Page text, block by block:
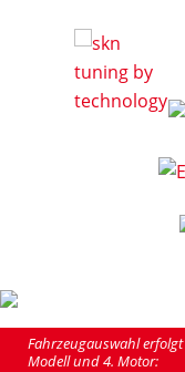
Fahrzeugauswahl
Modell und 4. Motor: